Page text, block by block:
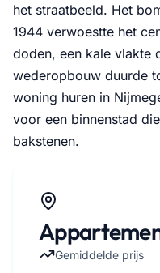
het straatbeeld. Het
1944 verwoestte het
doden, een kale vlakte
wederopbouw duurde
woning huren in
voor een binnenstad
bakstenen.
Gemiddelde prijs